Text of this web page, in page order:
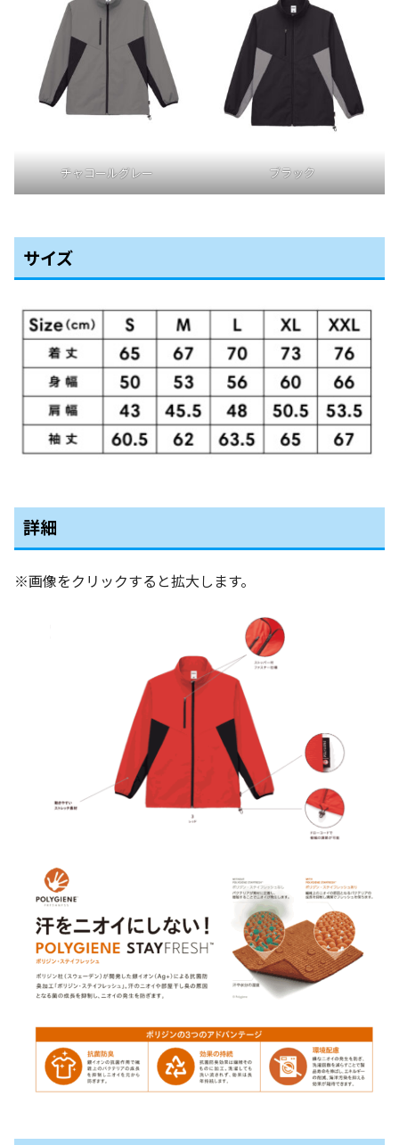
チャコールグレー ブラック
サイズ
詳細
※画像をクリックすると拡大します。